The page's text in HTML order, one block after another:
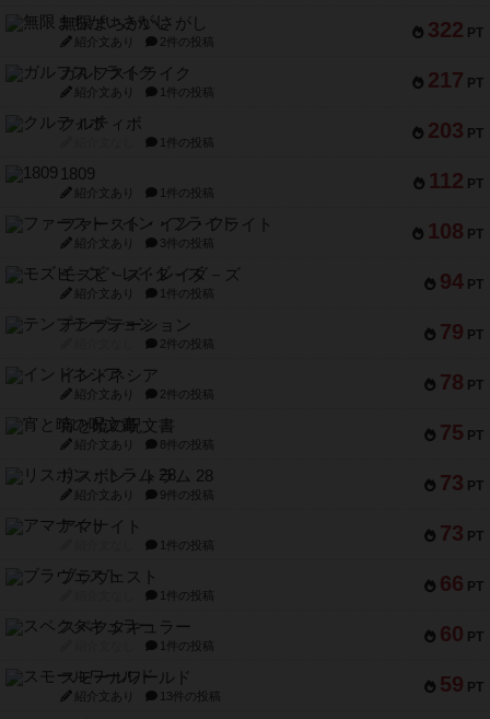
322 PT
無限まちがいさがし
紹介文あり 2件の投稿
217 PT
ガルフストライク
紹介文あり 1件の投稿
203 PT
クルティボ
1件の投稿
112 PT
1809
紹介文あり 1件の投稿
108 PT
ファースト・イン・フライト
紹介文あり 3件の投稿
94 PT
モズビ－ズ・レイダ－ズ
紹介文あり 1件の投稿
79 PT
テンプテーション
2件の投稿
78 PT
インドネシア
紹介文あり 2件の投稿
75 PT
宵と暁の呪文書
紹介文あり 8件の投稿
73 PT
リスボン・トラム 28
紹介文あり 9件の投稿
73 PT
アマナイト
1件の投稿
66 PT
ブラヴェスト
1件の投稿
60 PT
スペクタキュラー
1件の投稿
59 PT
スモールワールド
紹介文あり 13件の投稿